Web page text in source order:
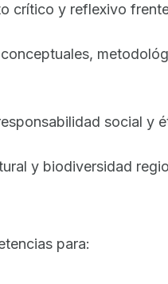
crítico y reflexivo
social y
y biodiversidad
para: